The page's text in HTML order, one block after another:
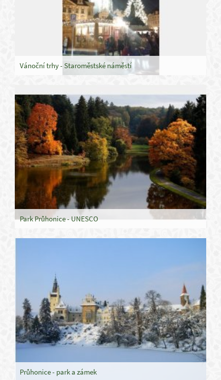
Vánoční trhy - Staroměstské náměstí
Park Průhonice - UNESCO
Průhonice - park a zámek